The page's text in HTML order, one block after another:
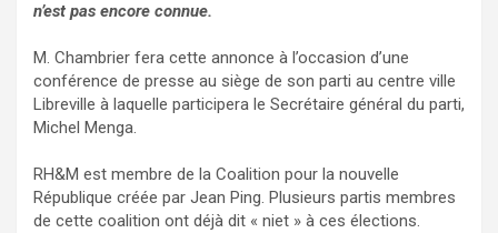
n’est pas encore connue.
M. Chambrier fera cette annonce à l’occasion d’une
conférence de presse au siège de son parti au centre ville
Libreville à laquelle participera le Secrétaire général du parti,
Michel Menga.
RH&M est membre de la Coalition pour la nouvelle
République créée par Jean Ping. Plusieurs partis membres
de cette coalition ont déjà dit « niet » à ces élections.